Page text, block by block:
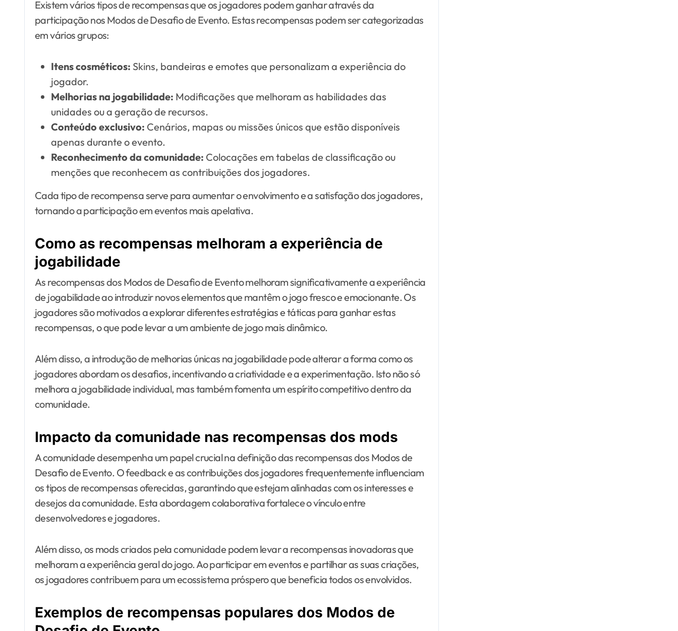
Existem vários tipos de recompensas que os jogadores podem ganhar através da
participação nos Modos de Desafio de Evento. Estas recompensas podem ser categorizadas
em vários grupos:
Itens cosméticos: Skins, bandeiras e emotes que personalizam a experiência do
jogador.
Melhorias na jogabilidade: Modificações que melhoram as habilidades das
unidades ou a geração de recursos.
Conteúdo exclusivo: Cenários, mapas ou missões únicos que estão disponíveis
apenas durante o evento.
Reconhecimento da comunidade: Colocações em tabelas de classificação ou
menções que reconhecem as contribuições dos jogadores.
Cada tipo de recompensa serve para aumentar o envolvimento e a satisfação dos jogadores,
tornando a participação em eventos mais apelativa.
Como as recompensas melhoram a experiência de
jogabilidade
As recompensas dos Modos de Desafio de Evento melhoram significativamente a experiência
de jogabilidade ao introduzir novos elementos que mantêm o jogo fresco e emocionante. Os
jogadores são motivados a explorar diferentes estratégias e táticas para ganhar estas
recompensas, o que pode levar a um ambiente de jogo mais dinâmico.
Além disso, a introdução de melhorias únicas na jogabilidade pode alterar a forma como os
jogadores abordam os desafios, incentivando a criatividade e a experimentação. Isto não só
melhora a jogabilidade individual, mas também fomenta um espírito competitivo dentro da
comunidade.
Impacto da comunidade nas recompensas dos mods
A comunidade desempenha um papel crucial na definição das recompensas dos Modos de
Desafio de Evento. O feedback e as contribuições dos jogadores frequentemente influenciam
os tipos de recompensas oferecidas, garantindo que estejam alinhadas com os interesses e
desejos da comunidade. Esta abordagem colaborativa fortalece o vínculo entre
desenvolvedores e jogadores.
Além disso, os mods criados pela comunidade podem levar a recompensas inovadoras que
melhoram a experiência geral do jogo. Ao participar em eventos e partilhar as suas criações,
os jogadores contribuem para um ecossistema próspero que beneficia todos os envolvidos.
Exemplos de recompensas populares dos Modos de